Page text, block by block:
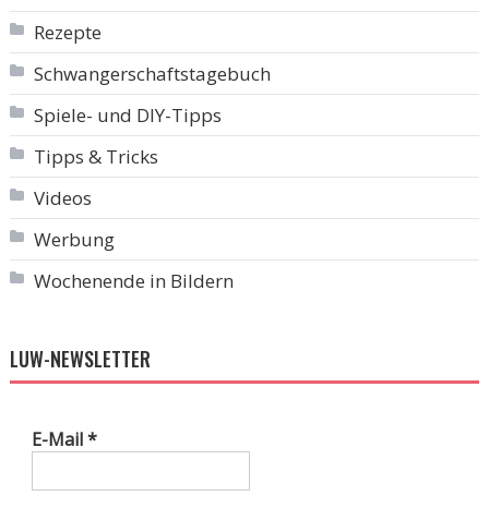
Rezepte
Schwangerschaftstagebuch
Spiele- und DIY-Tipps
Tipps & Tricks
Videos
Werbung
Wochenende in Bildern
LUW-NEWSLETTER
E-Mail*